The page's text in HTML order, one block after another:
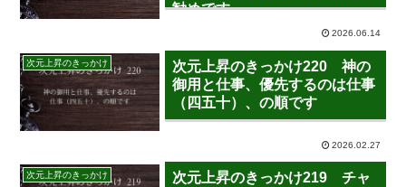
勧めです
2026.06.14
次元上昇のきっかけ
次元上昇のきっかけ220 神の
御用と仕事、優先するのは仕事
（四五十）、の順です
2026.02.27
次元上昇のきっかけ
次元上昇のきっかけ219 チャ